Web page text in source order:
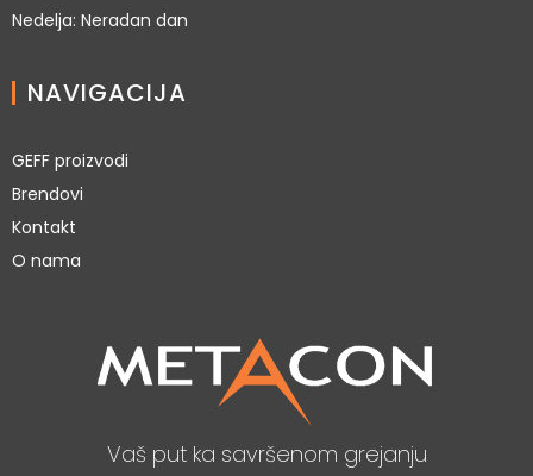
Nedelja: Neradan dan
NAVIGACIJA
GEFF proizvodi
Brendovi
Kontakt
O nama
Vaš put ka savršenom grejanju